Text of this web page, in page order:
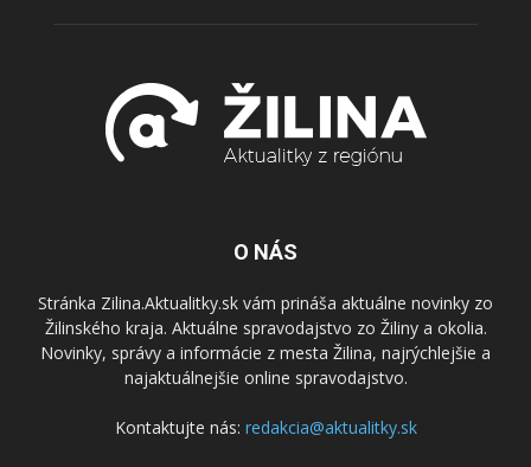
O NÁS
Stránka Zilina.Aktualitky.sk vám prináša aktuálne novinky zo
Žilinského kraja. Aktuálne spravodajstvo zo Žiliny a okolia.
Novinky, správy a informácie z mesta Žilina, najrýchlejšie a
najaktuálnejšie online spravodajstvo.
Kontaktujte nás: redakcia@aktualitky.sk